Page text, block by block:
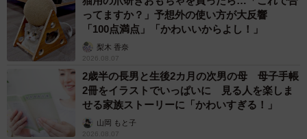
ってますか？」予想外の使い方が大反響
「100点満点」「かわいいからよし！」
梨木 香奈
2026.08.07
2歳半の長男と生後2カ月の次男の母 母子手帳
2冊をイラストでいっぱいに 見る人を楽しま
せる家族ストーリーに「かわいすぎる！」
山岡 もと子
2026.08.07